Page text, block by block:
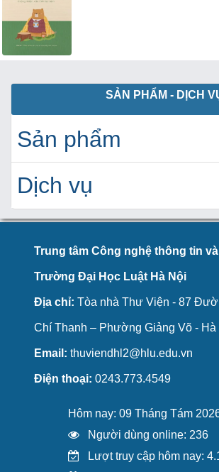
SẢN PHẨM - DỊCH
Sản phẩm
Dịch vụ
Trung tâm Công nghệ thông tin
Trường Đại Học Luật Hà Nội
Địa chỉ: Tòa nhà Thư Viện - 87
Chí Thanh – Phường Giảng Võ - Hà
Email: thuviendhl2@hlu.edu.vn
Điện thoại: 0243.773.4549
Hôm nay: 09 Tháng Tám
Người dùng online: 236
Lượt truy cập hôm nay: